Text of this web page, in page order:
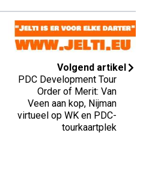
Volgend artikel
PDC Development Tour
Order of Merit: Van
Veen aan kop, Nijman
virtueel op WK en PDC-
tourkaartplek